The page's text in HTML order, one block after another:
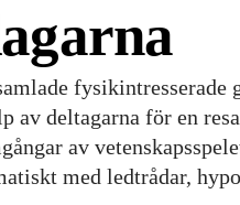
fysikintresserade
av deltagarna för en
av
med ledtrådar,